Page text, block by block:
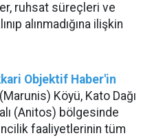
ruhsat süreçleri ve
alınmadığına ilişkin
Objektif Haber'in
Köyü, Kato Dağı
(Anitos) bölgesinde
faaliyetlerinin tüm